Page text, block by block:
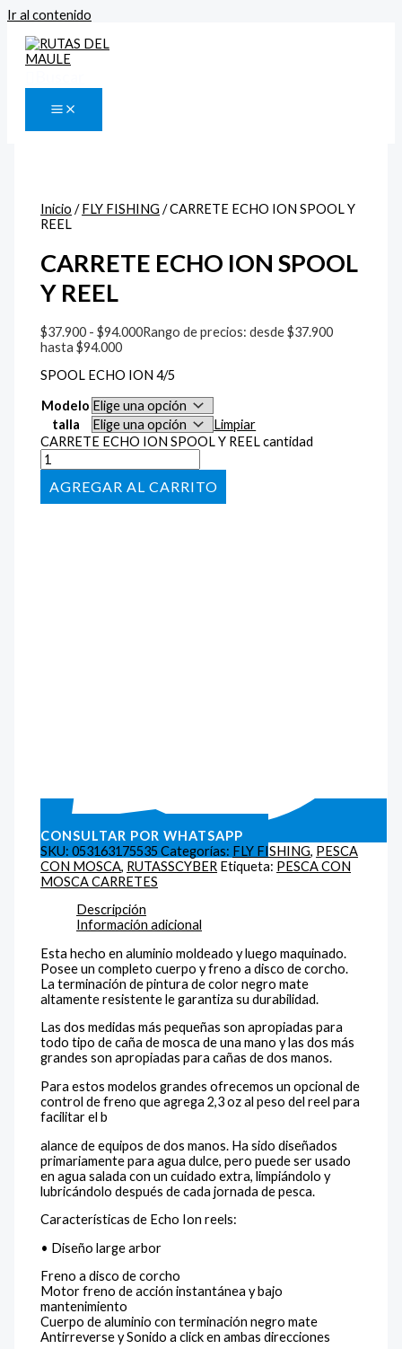
Ir al contenido
Inicio /FLY FISHING / CARRETE ECHO ION SPOOL Y
REEL
CARRETE ECHO ION SPOOL
Y REEL
$37.900 - $94.000Rango de precios: desde $37.900
hasta $94.000
SPOOL ECHO ION 4/5
Modelo
talla
Limpiar
CARRETE ECHO ION SPOOL Y REEL cantidad
AÑADIR AL CARRITO
CONSULTAR POR WHATSAPP
SKU:053163175535 Categorías: FLY FISHING, PESCA
CON MOSCA, RUTASSCYBER Etiqueta: PESCA CON
MOSCA CARRETES
Descripción
Información adicional
Esta hecho en aluminio moldeado y luego maquinado.
Posee un completo cuerpo y freno a disco de corcho.
La terminación de pintura de color negro mate
altamente resistente le garantiza su durabilidad.
Las dos medidas más pequeñas son apropiadas para
todo tipo de caña de mosca de una mano y las dos más
grandes son apropiadas para cañas de dos manos.
Para estos modelos grandes ofrecemos un opcional de
control de freno que agrega 2,3 oz al peso del reel para
facilitar el b
alance de equipos de dos manos. Ha sido diseñados
primariamente para agua dulce, pero puede ser usado
en agua salada con un cuidado extra, limpiándolo y
lubricándolo después de cada jornada de pesca.
Características de Echo Ion reels:
• Diseño large arbor
Freno a disco de corcho
Motor freno de acción instantánea y bajo
mantenimiento
Cuerpo de aluminio con terminación negro mate
Antirreverse y Sonido a click en ambas direcciones